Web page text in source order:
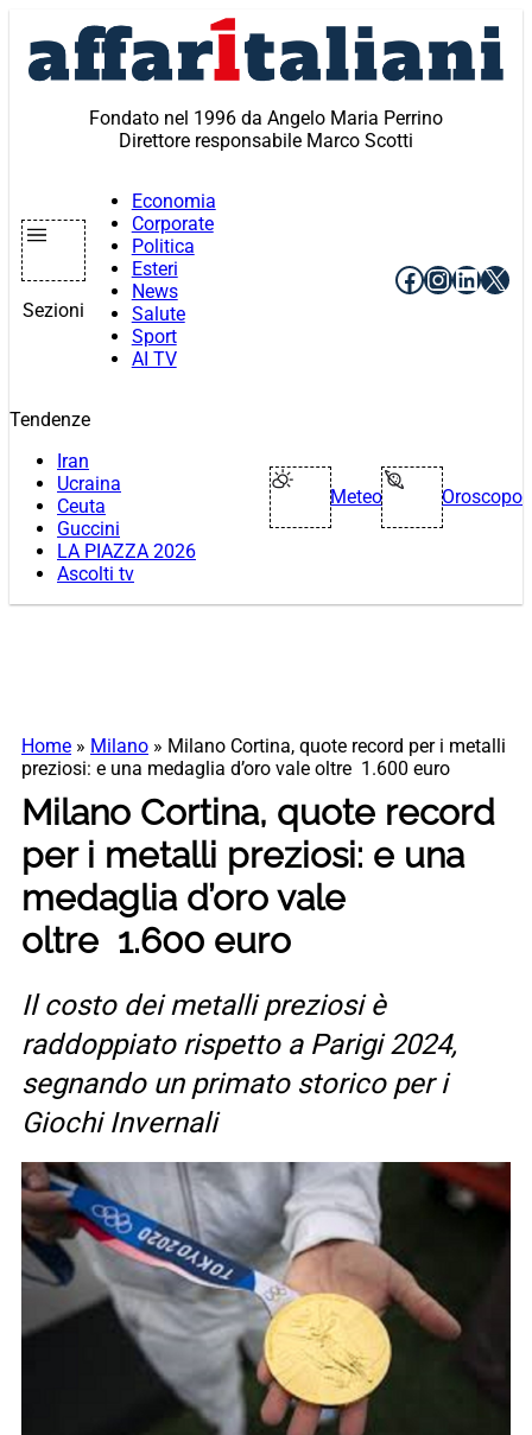
contenuto
Fondato nel 1996 da Angelo Maria Perrino
Direttore responsabile Marco Scotti
Sezioni
Economia
Corporate
Politica
Esteri
News
Salute
Sport
AI TV
Facebook
X
Tendenze
Iran
Ucraina
Ceuta
Guccini
LA PIAZZA 2026
Ascolti tv
Meteo Oroscopo
Home » Milano » Milano Cortina, quote record per i metalli
preziosi: e una medaglia d’oro vale oltre 1.600 euro
Milano Cortina, quote record
per i metalli preziosi: e una
medaglia d’oro vale
oltre 1.600 euro
Il costo dei metalli preziosi è
raddoppiato rispetto a Parigi 2024,
segnando un primato storico per i
Giochi Invernali